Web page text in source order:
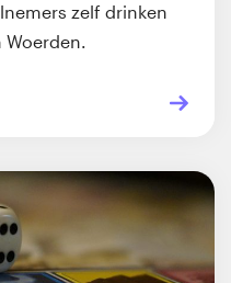
zelf drinken
Woerden.